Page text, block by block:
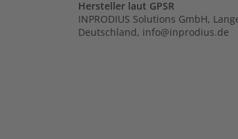
Hersteller laut GPSR
INPRODIUS Solutions GmbH,
Deutschland, info@inprodius.de